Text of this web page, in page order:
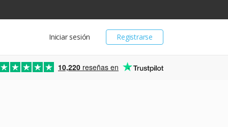
Registrarse
Iniciar sesión
10,220 reseñas en